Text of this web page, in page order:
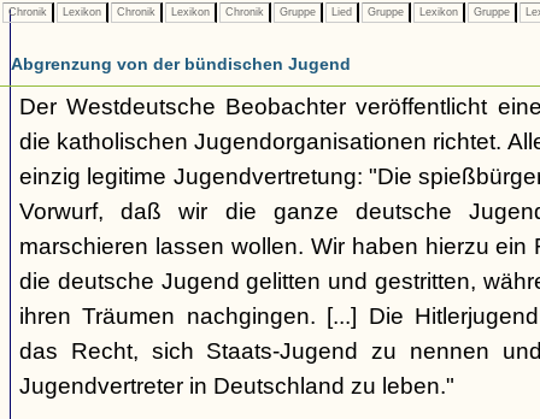
Chronik Lexikon Chronik Lexikon Chronik Gruppe Lied Gruppe Lexikon Gruppe
Abgrenzung von der bündischen Jugend
Der Westdeutsche Beobachter veröffentlicht
die katholischen Jugendorganisationen richtet.
einzig legitime Jugendvertretung: "Die
Vorwurf, daß wir die ganze deutsche
marschieren lassen wollen. Wir haben hierzu ein
die deutsche Jugend gelitten und gestritten,
ihren Träumen nachgingen. [...] Die
das Recht, sich Staats-Jugend zu nennen
Jugendvertreter in Deutschland zu leben."